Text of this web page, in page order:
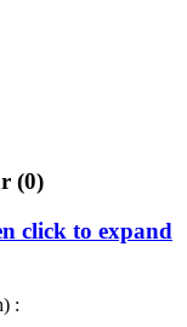
(0)
click to expand
: